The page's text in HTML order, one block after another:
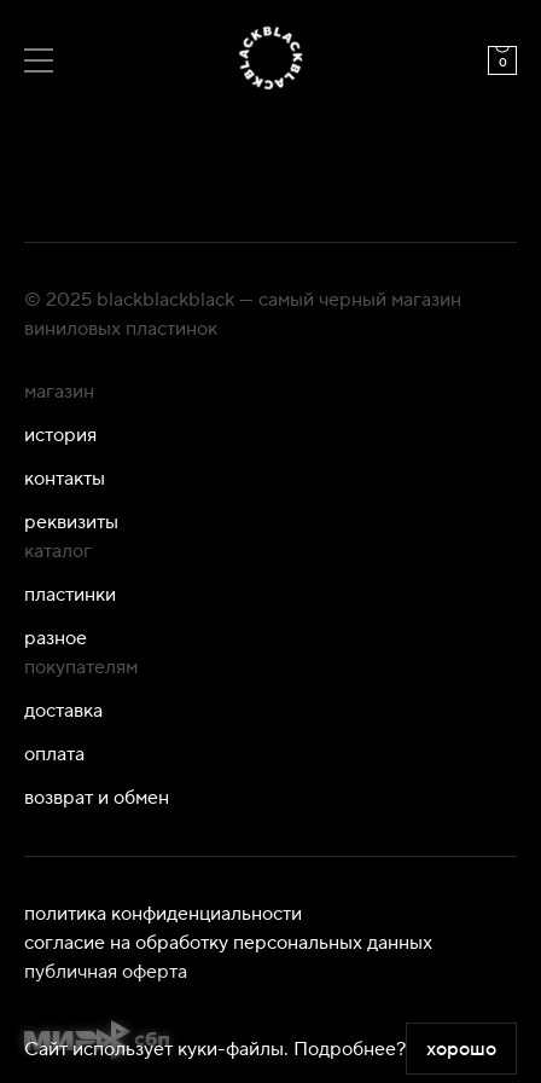
0
© 2025 blackblackblack — самый черный магазин
виниловых пластинок
магазин
история
контакты
реквизиты
каталог
пластинки
разное
покупателям
доставка
оплата
возврат и обмен
политика конфиденциальности
согласие на обработку персональных данных
публичная оферта
Сайт использует куки-файлы. Подробнее? хорошо